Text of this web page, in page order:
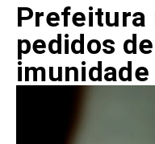
Prefeitura
pedidos